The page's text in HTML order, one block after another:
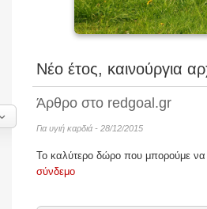
Νέο έτος, καινούργια
Άρθρο στο redgoal.gr
Για υγιή καρδιά - 28/12/2015
Το καλύτερο δώρο που μπορούμε να
σύνδεμο